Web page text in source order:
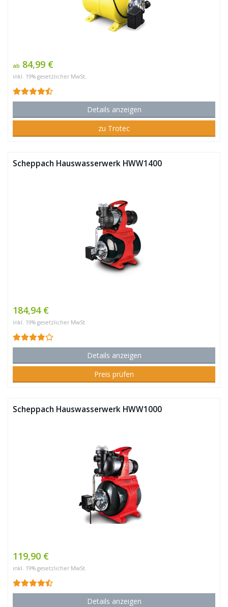
ab 84,99 €
inkl. 19% gesetzlicher MwSt.
Details anzeigen
zu Trotec
Scheppach Hauswasserwerk HWW1400
184,94 €
inkl. 19% gesetzlicher MwSt.
Details anzeigen
Preis prüfen
Scheppach Hauswasserwerk HWW1000
119,90 €
inkl. 19% gesetzlicher MwSt.
Details anzeigen